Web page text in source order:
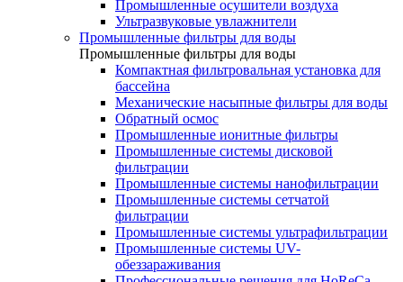
Промышленные осушители воздуха
Ультразвуковые увлажнители
Промышленные фильтры для воды
Промышленные фильтры для воды
Компактная фильтровальная установка для
бассейна
Механические насыпные фильтры для воды
Обратный осмос
Промышленные ионитные фильтры
Промышленные системы дисковой
фильтрации
Промышленные системы нанофильтрации
Промышленные системы сетчатой
фильтрации
Промышленные системы ультрафильтрации
Промышленные системы UV-
обеззараживания